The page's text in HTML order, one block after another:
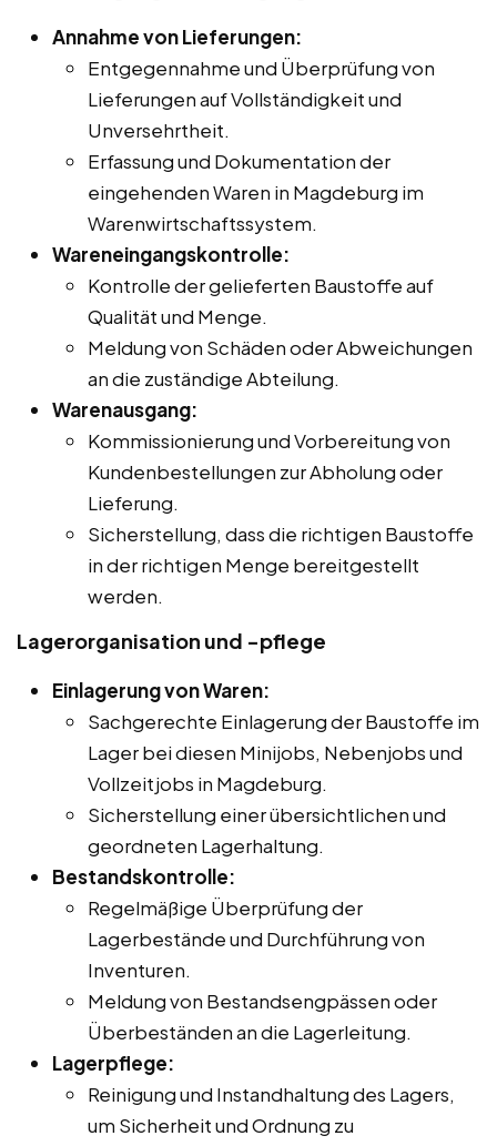
Annahme von Lieferungen:
Entgegennahme und Überprüfung von
Lieferungen auf Vollständigkeit und
Unversehrtheit.
Erfassung und Dokumentation der
eingehenden Waren in Magdeburg im
Warenwirtschaftssystem.
Wareneingangskontrolle:
Kontrolle der gelieferten Baustoffe auf
Qualität und Menge.
Meldung von Schäden oder Abweichungen
an die zuständige Abteilung.
Warenausgang:
Kommissionierung und Vorbereitung von
Kundenbestellungen zur Abholung oder
Lieferung.
Sicherstellung, dass die richtigen Baustoffe
in der richtigen Menge bereitgestellt
werden.
Lagerorganisation und -pflege
Einlagerung von Waren:
Sachgerechte Einlagerung der Baustoffe im
Lager bei diesen Minijobs, Nebenjobs und
Vollzeitjobs in Magdeburg.
Sicherstellung einer übersichtlichen und
geordneten Lagerhaltung.
Bestandskontrolle:
Regelmäßige Überprüfung der
Lagerbestände und Durchführung von
Inventuren.
Meldung von Bestandsengpässen oder
Überbeständen an die Lagerleitung.
Lagerpflege:
Reinigung und Instandhaltung des Lagers,
um Sicherheit und Ordnung zu